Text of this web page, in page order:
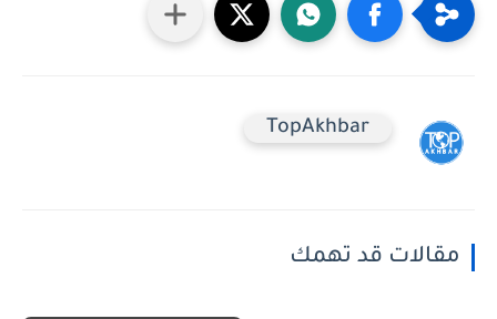
TopAkhbar
مقالات قد تهمك